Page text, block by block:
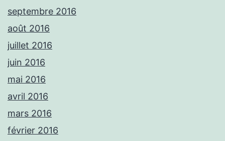
septembre 2016
août 2016
juillet 2016
juin 2016
mai 2016
avril 2016
mars 2016
février 2016